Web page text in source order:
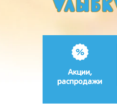
Акции,
распродажи